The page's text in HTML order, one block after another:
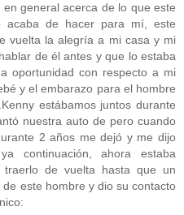
general acerca de lo que este
acaba de hacer para mí, este
vuelta la alegría a mi casa y mi
de él antes y que lo estaba
oportunidad con respecto a mi
y el embarazo para el hombre
estábamos juntos durante
nuestra auto de pero cuando
2 años me dejó y me dijo
continuación, ahora estaba
de vuelta hasta que un
este hombre y dio su contacto